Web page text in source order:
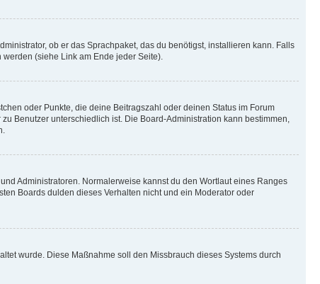
ob er das Sprachpaket, das du benötigst, installieren kann. Falls
(siehe Link am Ende jeder Seite).
oder Punkte, die deine Beitragszahl oder deinen Status im Forum
Benutzer unterschiedlich ist. Die Board-Administration kann bestimmen,
Administratoren. Normalerweise kannst du den Wortlaut eines Ranges
Boards dulden dieses Verhalten nicht und ein Moderator oder
wurde. Diese Maßnahme soll den Missbrauch dieses Systems durch